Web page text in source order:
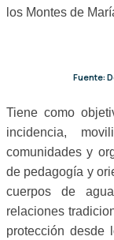
los Montes de
Fuente:
Tiene como
incidencia,
comunidades y
de pedagogía y
cuerpos de
relaciones
protección desde